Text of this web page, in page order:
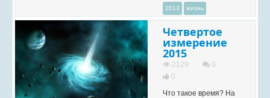
2013 жизнь
Четвертое
измерение
2015
2129
0
0
Что такое время? На